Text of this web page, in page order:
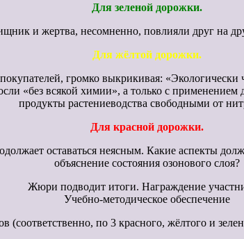
Для зеленой дорожки.
и жертва, несомненно, повлияли друг на
Для жёлтой дорожки.
громко выкрикивая:
«без всякой химии», а только с
продукты растениеводства свободными от
Для красной дорожки.
оставаться неясным. Какие аспекты
объяснение состояния озонового слоя?
Жюри подводит итоги. Награждение
Учебно-методическое обеспечение
по 3 красного, жёлтого и